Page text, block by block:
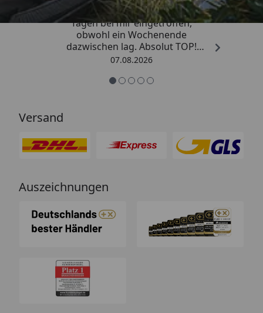
„Die Bestellung ist innerhalb von 4
Tagen bei mir eingetroffen,
obwohl ein Wochenende
dazwischen lag. Absolut TOP!
Sicherlich nicht die letzte
so.“
07.08.2026
Versand
Auszeichnungen